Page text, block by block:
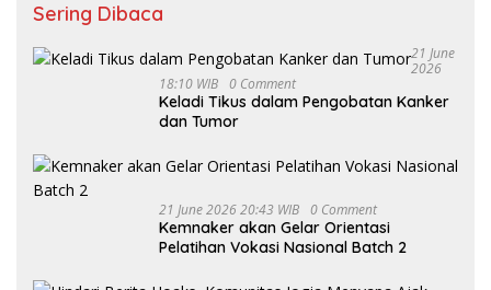
Sering Dibaca
21 June
2026
18:10 WIB 0 Comment
Keladi Tikus dalam Pengobatan Kanker
dan Tumor
21 June 2026 20:43 WIB 0 Comment
Kemnaker akan Gelar Orientasi
Pelatihan Vokasi Nasional Batch 2